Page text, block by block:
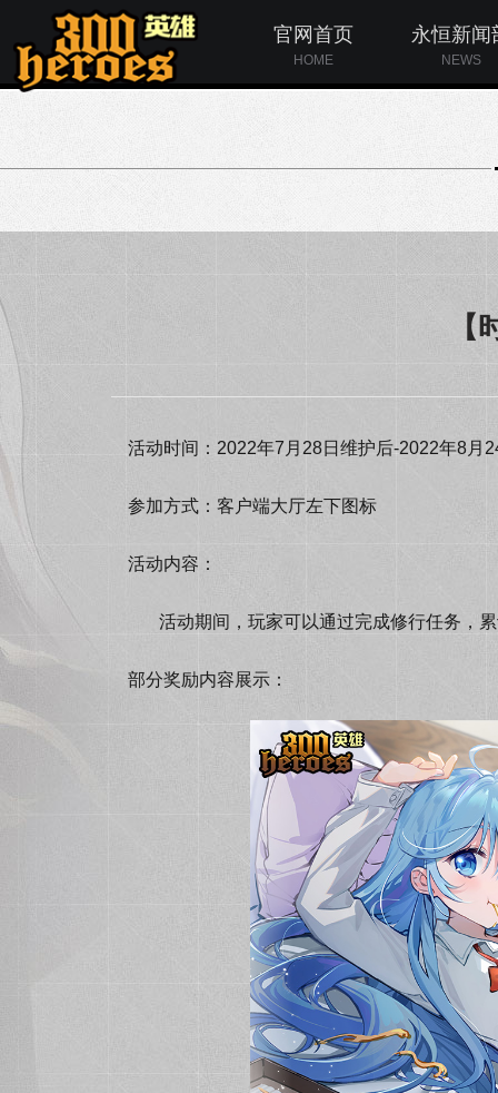
官网首页
HOME
永恒新闻
NEWS
活动时间：2022年7月28日维护后-2022年8月
参加方式：客户端大厅左下图标
活动内容：
活动期间，玩家可以通过完成修行任务，累
部分奖励内容展示：